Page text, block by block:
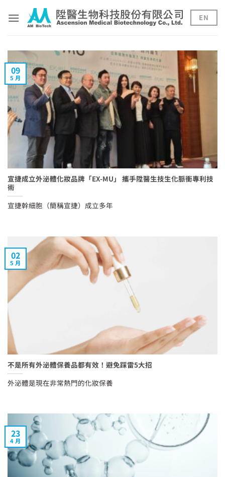
content
EN
宣捷成立外泌體化妝品牌「EX-MU」 攜手陞醫生技生化脈衝專利技
術
宣捷幹細胞（簡稱宣捷）成立多年
09
5 月
不是所有外泌體保養品都有效！避免踩雷5大招
外泌體是現在非常熱門的化妝保養
02
5 月
23
4 月